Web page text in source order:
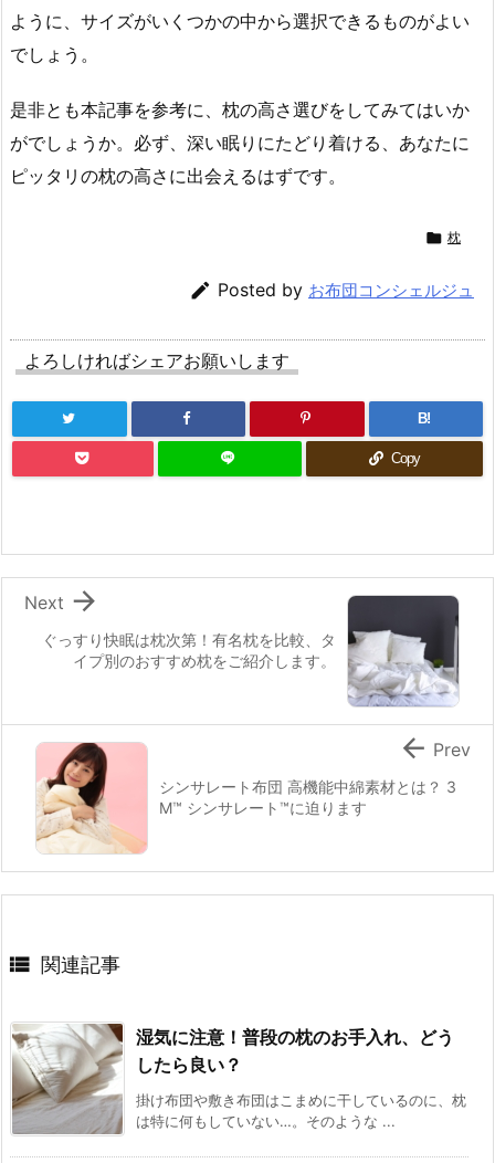
ように、サイズがいくつかの中から選択できるものがよい
でしょう。
是非とも本記事を参考に、枕の高さ選びをしてみてはいか
がでしょうか。必ず、深い眠りにたどり着ける、あなたに
ピッタリの枕の高さに出会えるはずです。
 枕
 Posted by お布団コンシェルジュ
よろしければシェアお願いします
B!
Copy
ぐっすり快眠は枕次第！有名枕を比較、タ
イプ別のおすすめ枕をご紹介します。

Next
シンサレート布団 高機能中綿素材とは？ 3
M™ シンサレート™に迫ります
 Prev
 関連記事
湿気に注意！普段の枕のお手入れ、どう
したら良い？
掛け布団や敷き布団はこまめに干しているのに、枕
は特に何もしていない…。そのような ...